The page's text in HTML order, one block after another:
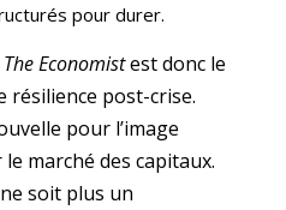
pour durer.
The Economistest donc le
résilience post-crise.
pour l’image
marché des capitaux.
soit plus un